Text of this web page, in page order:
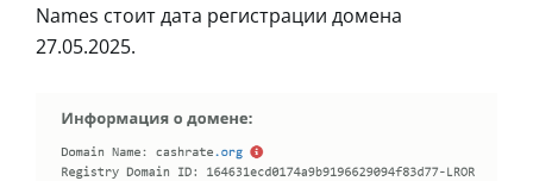
Names стоит дата регистрации домена
27.05.2025.